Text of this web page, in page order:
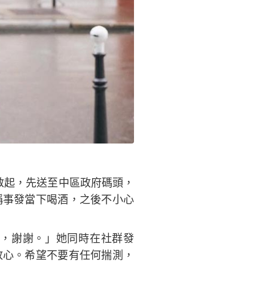
，先送至中區政府碼頭，
發當下喝酒，之後不小心
謝謝。」她同時在社群發
。希望不要有任何揣測，